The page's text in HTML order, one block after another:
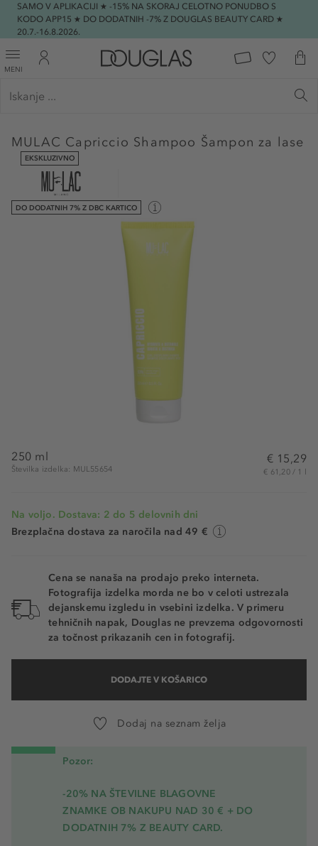
SAMO V APLIKACIJI ★ -15% NA SKORAJ CELOTNO PONUDBO S
KODO APP15 ★ DO DODATNIH -7% Z DOUGLAS BEAUTY CARD ★
20.7.-16.8.2026.
MENI
MULAC Capriccio Shampoo Šampon za lase
EKSKLUZIVNO
DO DODATNIH 7% Z DBC KARTICO
250 ml
Številka izdelka: MUL55654
€ 15,29
€ 61,20 / 1 l
Na voljo. Dostava: 2 do 5 delovnih dni
Brezplačna dostava za naročila nad 49 €
Cena se nanaša na prodajo preko interneta.
Fotografija izdelka morda ne bo v celoti ustrezala
dejanskemu izgledu in vsebini izdelka. V primeru
tehničnih napak, Douglas ne prevzema odgovornosti
za točnost prikazanih cen in fotografij.
DODAJTE V KOŠARICO
Dodaj na seznam želja
Pozor:
-20% NA ŠTEVILNE BLAGOVNE
ZNAMKE OB NAKUPU NAD 30 € + DO
DODATNIH 7% Z BEAUTY CARD.